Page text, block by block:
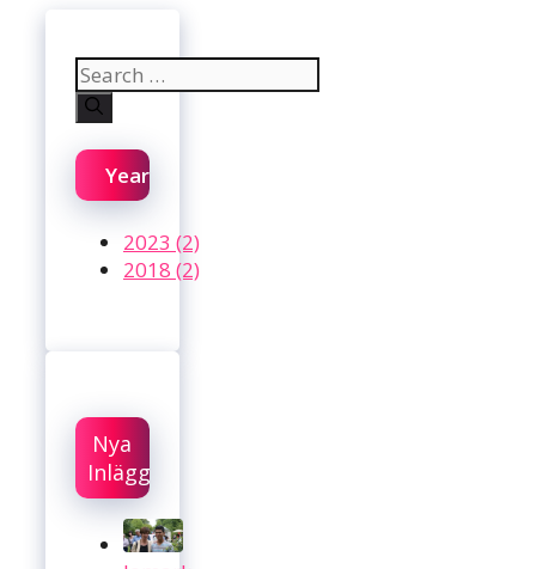
Search
for:
Year
2023 (2)
2018 (2)
Nya
Inlägg